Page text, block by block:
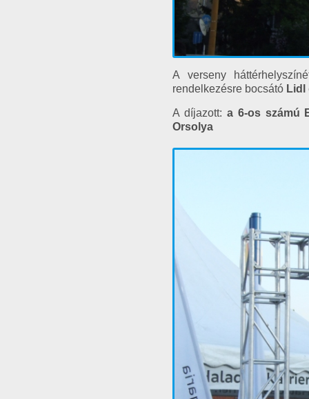
A verseny
rendelkezésre bocsátó Lidl
A díjazott: a 6-os számú
Orsolya